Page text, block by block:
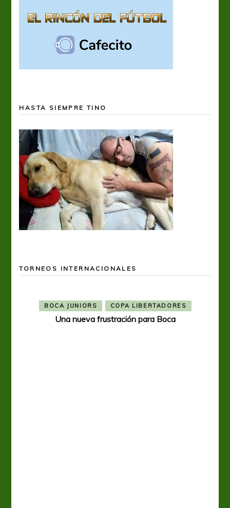
HASTA SIEMPRE TINO
TORNEOS INTERNACIONALES
BOCA JUNIORS COPA LIBERTADORES
Una nueva frustración para Boca